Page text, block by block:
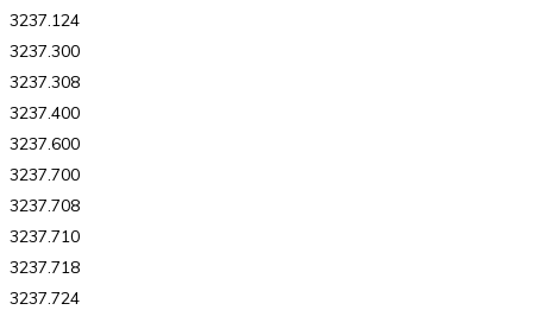
3237.124
3237.300
3237.308
3237.400
3237.600
3237.700
3237.708
3237.710
3237.718
3237.724